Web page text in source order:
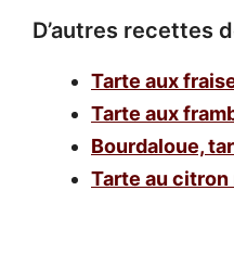
D’autres recettes
Tarte aux
Tarte aux
Bourdaloue,
Tarte au citron